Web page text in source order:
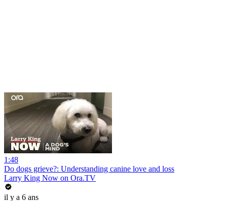
1:48
Do dogs grieve?: Understanding canine love and loss
Larry King Now on Ora.TV
il y a 6 ans